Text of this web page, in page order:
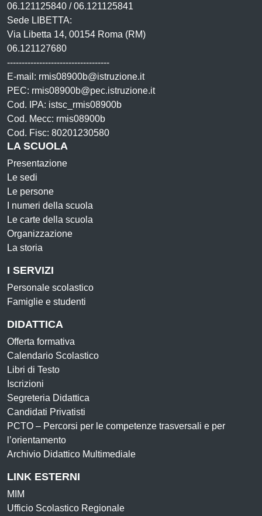
06.121125840 / 06.121125841
Sede LIBETTA:
Via Libetta 14, 00154 Roma (RM)
06.121127680
-----------------------------------
E-mail: rmis08900b@istruzione.it
PEC: rmis08900b@pec.istruzione.it
Cod. IPA: istsc_rmis08900b
Cod. Mecc: rmis08900b
Cod. Fisc: 80201230580
LA SCUOLA
Presentazione
Le sedi
Le persone
I numeri della scuola
Le carte della scuola
Organizzazione
La storia
I SERVIZI
Personale scolastico
Famiglie e studenti
DIDATTICA
Offerta formativa
Calendario Scolastico
Libri di Testo
Iscrizioni
Segreteria Didattica
Candidati Privatisti
PCTO – Percorsi per le competenze trasversali e per
l’orientamento
Archivio Didattico Multimediale
LINK ESTERNI
MIM
Ufficio Scolastico Regionale